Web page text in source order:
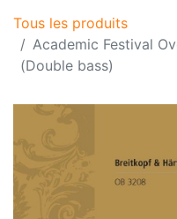
Tous les produits
Academic Festival
(Double bass)